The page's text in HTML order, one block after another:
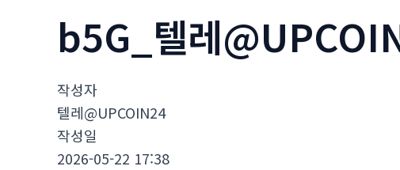
b5G_텔레
작성자
텔레@UPCOIN24
작성일
2026-05-22 17:38